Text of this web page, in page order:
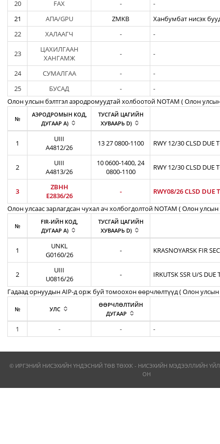
20
FAX -
-
21
АПА/GPU ZMKB
Ханбумбат нисэх
22
ХАЛААГЧ - -
23
ЦАХИЛГААН
ХАНГАМЖ
- -
24 СУМАЛГАА -
-
25
БУСАД -
-
Олон улсын бэлтгэл аэродромуудтай холбоотой NOTAM ( Oлон
№
АЭРОДРОМЫН КОД,
ДУГААР A)
ТУСГАЙ ЦАГИЙН
ХУВААРЬ D)
1
UIII
A4812/26
13 27 0800-1100 RWY 12/30 CLSD DUE
2
UIII
A4813/26
10 0600-1400, 24
0800-1100
RWY 12/30 CLSD DUE
3
ZBHH
E2836/26
-
RWY08/26 CLSD DUE
Олон улсаас зарлагдсан чухал ач холбогдолтой NOTAM ( Олон улсын
№
FIR-ИЙН КОД,
ДУГААР A)
ТУСГАЙ ЦАГИЙН
ХУВААРЬ D)
1
UNKL
G0160/26
- KRASNOYARSK FIR
2
UIII
U0816/26
-
IRKUTSK SSR U/S DUE
Гадаад орнуудын AIP-д орж буй томоохон өөрчлөлтүүд ( Олон улсын
№ УЛС
ӨӨРЧЛӨЛТИЙН
ДУГААР
1 - - -
© ИРГЭНИЙ НИСЭХИЙН ҮНДЭСНИЙ ТӨВ ТӨХХК - НИСЭХИЙН МЭДЭЭЛЛИЙН
ОН